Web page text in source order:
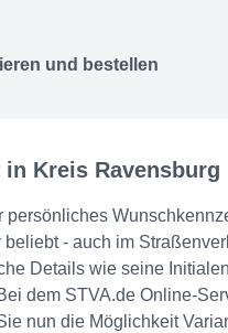
und bestellen
Kreis Ravensburg
persönliches
- auch im
Details wie seine
dem STVA.de Online-
nun die Möglichkeit